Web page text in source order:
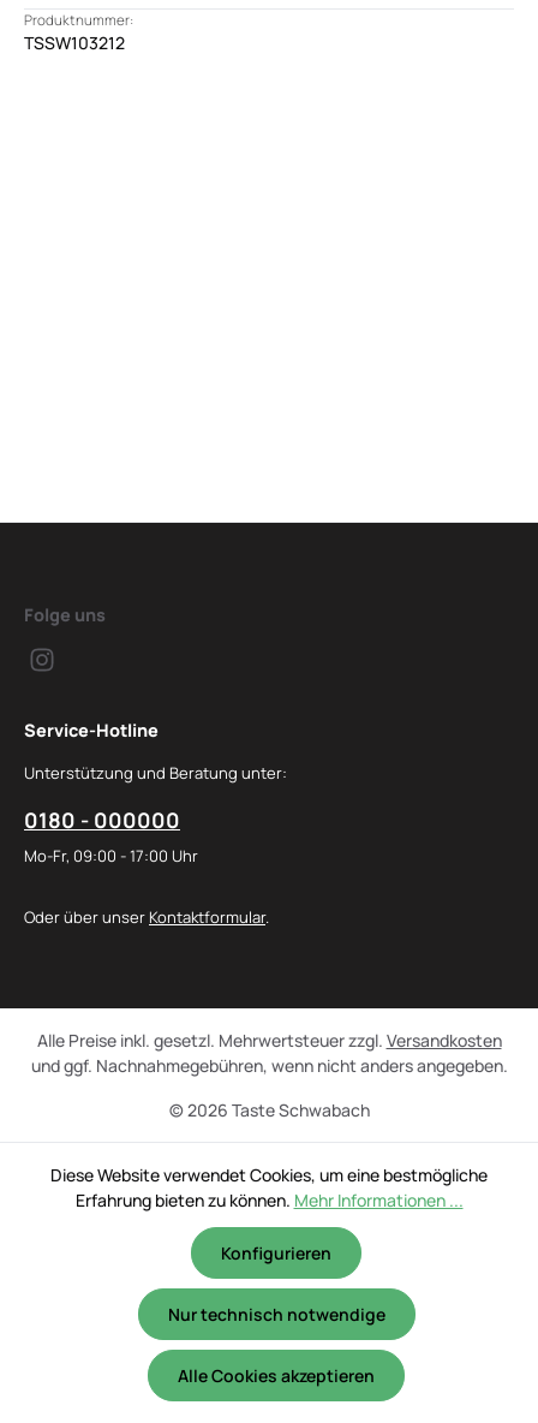
Produktnummer:
TSSW103212
Folge uns
Service-Hotline
Unterstützung und Beratung unter:
0180 - 000000
Mo-Fr, 09:00 - 17:00 Uhr
Oder über unser Kontaktformular.
© 2026 Taste Schwabach
Alle Preise inkl. gesetzl. Mehrwertsteuer zzgl. Versandkosten
und ggf. Nachnahmegebühren, wenn nicht anders angegeben.
Diese Website verwendet Cookies, um eine bestmögliche
Erfahrung bieten zu können. Mehr Informationen ...
Nur technisch notwendige
Konfigurieren
Alle Cookies akzeptieren